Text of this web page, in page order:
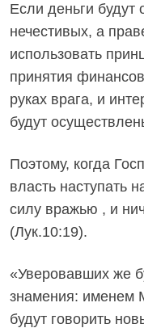
Если деньги будут
нечестивых, а
использовать
принятия
руках врага, и
будут
Поэтому, когда
власть наступать
силу вражью , и
(Лук.10:19).
«Уверовавших же
знамения: именем
будут говорить